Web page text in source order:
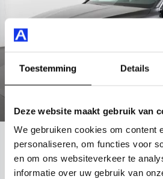
Toestemming Details
Deze website maakt gebruik van
We gebruiken cookies om content
personaliseren, om functies voor
en om ons websiteverkeer te
informatie over uw gebruik van
Audi e-tron
55 quattro Advanced 95 kWh